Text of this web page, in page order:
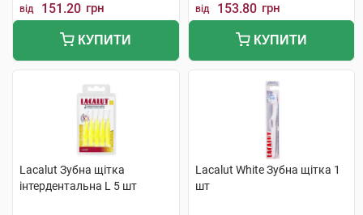
від 151.20 грн
КУПИТИ
від 153.80 грн
КУПИТИ
Lacalut Зубна щітка
інтердентальна L 5 шт
Lacalut White Зубна щітка 1
шт